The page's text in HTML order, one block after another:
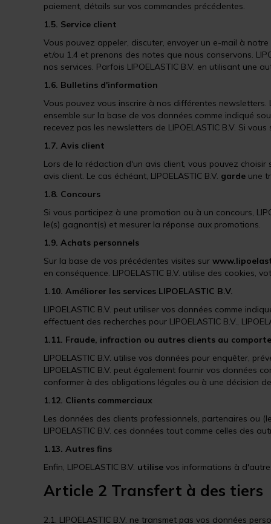
paiement, détails sur vos commandes précédentes.
1.5. Service client
Vous pouvez appeler, discuter, envoyer un e-mail à
et/ou 1.4 et prenons des notes que nous conservons.
nos services. Parfois LIPOELASTIC B.V. en utilisant une
1.6. Bulletins d'information
Vous pouvez vous inscrire à nos différentes newsletters.
ensemble sur la base de vos données comme indiqué
recevez pas les newsletters de LIPOELASTIC B.V. Si
1.7. Avis client
Lors de la rédaction d'un avis client, vous pouvez choisir
avis client. Le cas échéant, LIPOELASTIC B.V. garde une
1.8. Concours
Si vous participez à une promotion ou à un concours,
le(s) gagnant(s) et mesurer la réponse aux promotions.
1.9. Achats personnels
Sur la base de vos précédentes visites sur
en conséquence. LIPOELASTIC B.V. utilise des cookies,
1.10. Améliorer les services LIPOELASTIC B.V.
LIPOELASTIC B.V. peut utiliser vos données comme
effectuent des recherches pour LIPOELASTIC B.V.,
1.11. Fraude, infraction ou autres clients au
LIPOELASTIC B.V. utilise vos données pour enquêter,
LIPOELASTIC B.V. peut également fournir vos données
conformer à des obligations légales ou à une décision
1.12. Clients commerciaux
Les données des clients professionnels, partenaires ou
LIPOELASTIC B.V. ces données tout comme celles des
1.13. Autres fins
Enfin, LIPOELASTIC B.V. utilise vos informations à
Article 2 Transfert à des tiers
2.1. LIPOELASTIC B.V. ne transmet pas vos données